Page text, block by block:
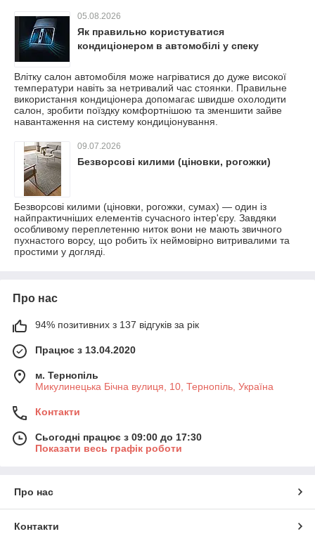
05.08.2026
Як правильно користуватися
кондиціонером в автомобілі у спеку
Влітку салон автомобіля може нагріватися до дуже високої
температури навіть за нетривалий час стоянки. Правильне
використання кондиціонера допомагає швидше охолодити
салон, зробити поїздку комфортнішою та зменшити зайве
навантаження на систему кондиціонування.
09.07.2026
Безворсові килими (ціновки, рогожки)
Безворсові килими (ціновки, рогожки, сумах) — один із
найпрактичніших елементів сучасного інтер'єру. Завдяки
особливому переплетенню ниток вони не мають звичного
пухнастого ворсу, що робить їх неймовірно витривалими та
простими у догляді.
Про нас
94% позитивних з 137 відгуків за рік
Працює з 13.04.2020
м. Тернопіль
Микулинецька Бічна вулиця, 10, Тернопіль, Україна
Контакти
Сьогодні працює з 09:00 до 17:30
Показати весь графік роботи
Про нас
Контакти